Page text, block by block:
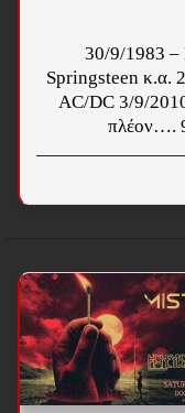
30/9/1983 –
Springsteen κ.α.
AC/DC 3/9/
πλέον….